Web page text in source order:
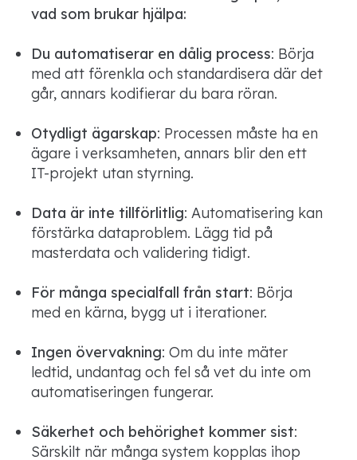
vad som brukar hjälpa:
Du automatiserar en dålig process: Börja
med att förenkla och standardisera där det
går, annars kodifierar du bara röran.
Otydligt ägarskap: Processen måste ha en
ägare i verksamheten, annars blir den ett
IT-projekt utan styrning.
Data är inte tillförlitlig: Automatisering kan
förstärka dataproblem. Lägg tid på
masterdata och validering tidigt.
För många specialfall från start: Börja
med en kärna, bygg ut i iterationer.
Ingen övervakning: Om du inte mäter
ledtid, undantag och fel så vet du inte om
automatiseringen fungerar.
Säkerhet och behörighet kommer sist:
Särskilt när många system kopplas ihop